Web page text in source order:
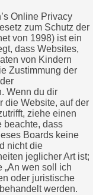
Online Privacy
zum Schutz der
von 1998) ist ein
dass Websites,
von Kindern
Zustimmung der
Wenn du dir
die Website, auf der
ziehe einen
beachte, dass
Boards keine
nicht die
jeglicher Art ist;
„An wen soll ich
oder juristische
werden.